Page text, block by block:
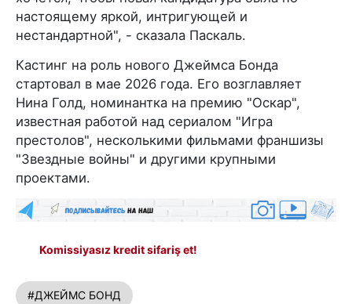
настоящему яркой, интригующей и
нестандартной", - сказала Паскаль.
Кастинг на роль нового Джеймса Бонда
стартовал в мае 2026 года. Его возглавляет
Нина Голд, номинантка на премию "Оскар",
известная работой над сериалом "Игра
престолов", несколькими фильмами франшизы
"Звездные войны" и другими крупными
проектами.
Komissiyasız kredit sifariş et!
#ДЖЕЙМС БОНД